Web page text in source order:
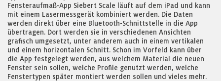
Fensteraufmaß-App Siebert Scale läuft auf dem iPad und kann
mit einem Lasermessgerät kombiniert werden. Die Daten
werden direkt über eine Bluetooth-Schnittstelle in die App
übertragen. Dort werden sie in verschiedenen Ansichten
grafisch umgesetzt, unter anderem auch in einem vertikalen
und einem horizontalen Schnitt. Schon im Vorfeld kann über
die App festgelegt werden, aus welchem Material die neuen
Fenster sein sollen, welche Profile genutzt werden, welche
Fenstertypen später montiert werden sollen und vieles mehr.